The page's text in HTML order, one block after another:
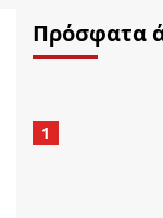
Πρόσφατα
1